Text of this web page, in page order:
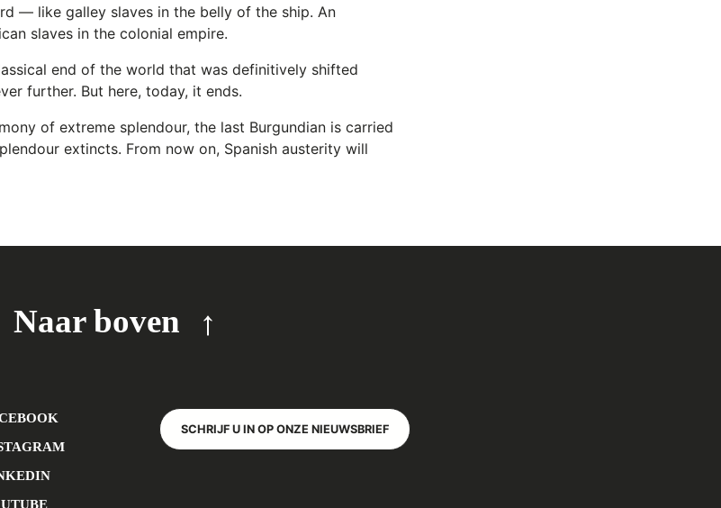
— like galley slaves in the belly of the ship. An
slaves in the colonial empire.
end of the world that was definitively shifted
further. But here, today, it ends.
of extreme splendour, the last Burgundian is carried
extincts. From now on, Spanish austerity will
Naar boven
SCHRIJF U IN OP ONZE NIEUWSBRIEF